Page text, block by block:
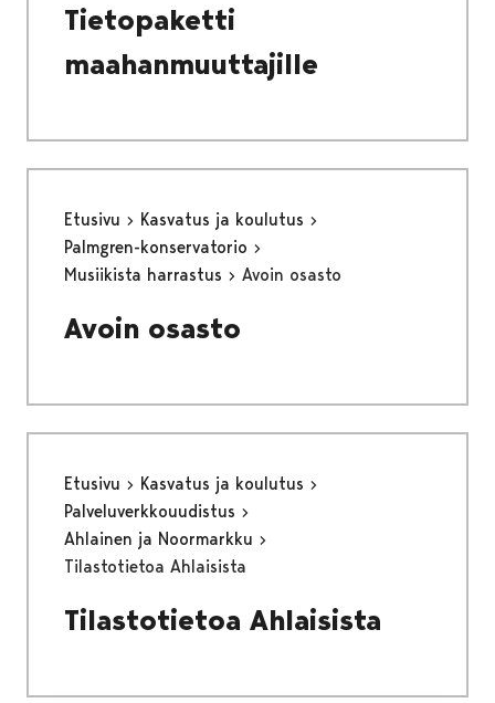
Tietopaketti
maahanmuuttajille
Etusivu
Kasvatus ja koulutus
Palmgren-konservatorio
Musiikista harrastus
Avoin osasto
Avoin osasto
Etusivu
Kasvatus ja koulutus
Palveluverkkouudistus
Ahlainen ja Noormarkku
Tilastotietoa Ahlaisista
Tilastotietoa Ahlaisista